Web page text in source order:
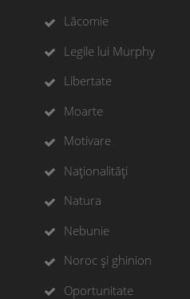
Lăcomie
Legile lui Murphy
Libertate
Moarte
Motivare
Naționalități
Natura
Nebunie
Noroc și ghinion
Oportunitate